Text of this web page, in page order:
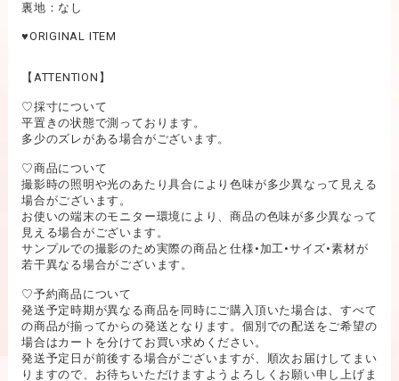
裏地：なし
♥︎ORIGINAL ITEM
【ATTENTION】
♡採寸について
平置きの状態で測っております。
多少のズレがある場合がございます。
♡商品について
撮影時の照明や光のあたり具合により色味が多少異なって見える
場合がございます。
お使いの端末のモニター環境により、商品の色味が多少異なって
見える場合がございます。
サンプルでの撮影のため実際の商品と仕様•加工•サイズ•素材が
若干異なる場合がございます。
♡予約商品について
発送予定時期が異なる商品を同時にご購入頂いた場合は、すべて
の商品が揃ってからの発送となります。個別での配送をご希望の
場合はカートを分けてお買い求めください。
発送予定日が前後する場合がございますが、順次お届けしてまい
りますので、お待ちいただけますようよろしくお願い申し上げま